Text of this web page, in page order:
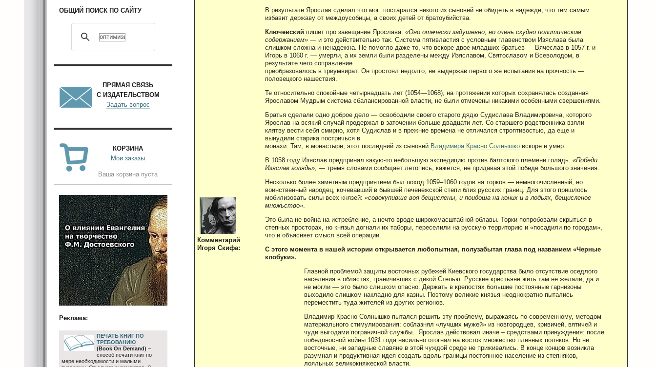
Комментарий
Игоря Скифа:
В результате Ярослав сделал что мог: постарался никого из сыновей не обидеть в надежде, что тем самым
избавит державу от междоусобицы, а своих детей от братоубийства.
Ключевский пишет про завещание Ярослава: «Оно отечески задушевно, но очень скудно политическим
содержанием» — и это действительно так. Система пятивластия с условным главенством Изяслава была
слишком сложна и ненадежна. Не помогло даже то, что вскоре двое младших братьев — Вячеслав в 1057 г. и
Игорь в 1060 г. — умерли, а их земли были разделены между Изяславом, Святославом и Всеволодом, в
результате чего соправление
преобразовалось в триумвират. Он простоял недолго, не выдержав первого же испытания на прочность —
половецкого нашествия.
Те относительно спокойные четырнадцать лет (1054—1068), на протяжении которых сохранялась созданная
Ярославом Мудрым система сбалансированной власти, не были отмечены никакими особенными свершениями.
Братья сделали одно доброе дело — освободили своего старого дядю Судислава Владимировича, которого
Ярослав на всякий случай продержал в заточении больше двадцати лет. Со старшего родственника взяли
клятву вести себя смирно, хотя Судислав и в прежние времена не отличался строптивостью, да еще и
вынудили старика постричься в
монахи. Там, в монастыре, этот последний из сыновей Владимира Красно Солнышко вскоре и умер.
В 1058 году Изяслав предпринял какую-то небольшую экспедицию против балтского племени голядь. «Победи
Изяслав голядь» , — тремя словами сообщает летопись, кажется, не придавая этой победе большого значения.
Несколько более заметным предприятием был поход 1059–1060 годов на торков — немногочисленный, но
воинственный народец, кочевавший в бывшей печенежской степи близ русских границ. Для этого пришлось
мобилизовать силы всех князей: «совокупивше воя бещислены, и поидоша на коних и в лодьях, бещисленое
множьство»
Это была не война на истребление, а нечто вроде широкомасштабной облавы. Торки попробовали скрыться в
степных просторах, но князья догнали их таборы, переселили на русскую территорию и «посадили по городам»,
что и объясняет смысл всей операции.
С этого момента в нашей истории открывается любопытная, полузабытая глава под названием «Черные
клобуки».
Главной проблемой защиты восточных рубежей Киевского государства было отсутствие оседлого
населения в областях, граничивших с дикой Степью. Русские крестьяне жить там не желали, да и
не могли — это было слишком опасно. Держать в крепостях большие постоянные гарнизоны
выходило слишком накладно для казны. Поэтому великие князья неоднократно пытались
переместить туда жителей из других регионов.
Владимир Красно Солнышко пытался решить эту проблему, выражаясь по-современному, методом
материального стимулирования: соблазнял «лучших мужей» из новгородцев, кривичей, вятичей и
чуди выгодами пограничной службы. Ярослав действовал иначе – средствами принуждения: после
победоносной войны 1031 года насильно отогнал на восток множество пленных поляков. Но ни
восточные, ни западные славяне в этой чуждой среде не приживались. В конце концов возникла
разумная и продуктивная идея создать вдоль границы постоянное население из степняков,
лояльных великокняжеской власти.
ОБЩИЙ ПОИСК ПО САЙТУ
ПРЯМАЯ СВЯЗЬ
С ИЗДАТЕЛЬСТВОМ
Задать вопрос
КОРЗИНА
Мои заказы
Ваша корзина пуста
Реклама:
ПЕЧАТЬ КНИГ ПО
ТРЕБОВАНИЮ
(Book On Demand) –
способ печати книг по
мере необходимости и малыми